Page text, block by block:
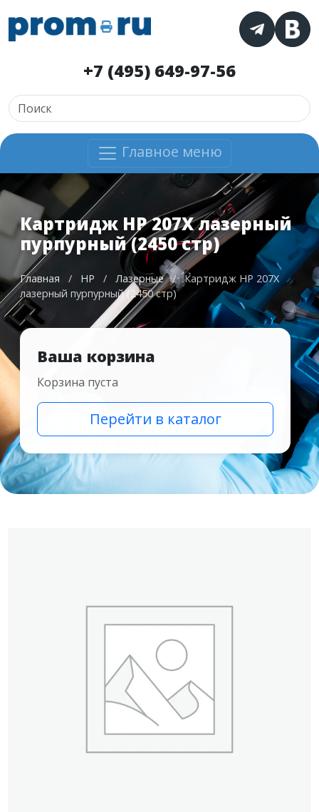
+7 (495) 649-97-56
Главное меню
Картридж HP 207X лазерный
пурпурный (2450 стр)
Главная / HP / Лазерные /
Картридж HP 207X
лазерный пурпурный (2450 стр)
Ваша корзина
Корзина пуста
Перейти в каталог